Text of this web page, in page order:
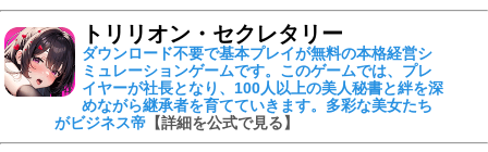
トリリオン・セクレタリー
ダウンロード不要で基本プレイが無料の本格経営シ
ミュレーションゲームです。このゲームでは、プレ
イヤーが社長となり、100人以上の美人秘書と絆を深
めながら継承者を育てていきます。多彩な美女たち
がビジネス帝【詳細を公式で見る】